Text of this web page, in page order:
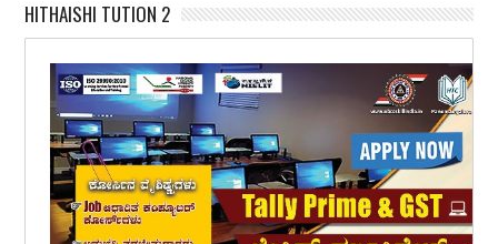
HITHAISHI TUTION 2